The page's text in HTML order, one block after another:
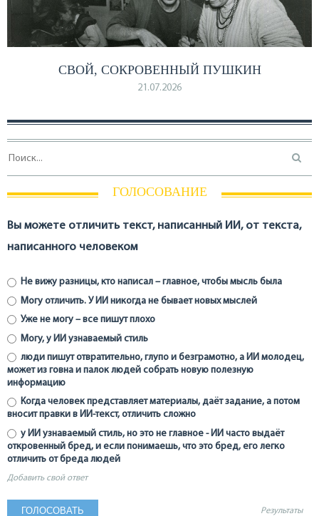
СВОЙ, СОКРОВЕННЫЙ ПУШКИН
21.07.2026
ГОЛОСОВАНИЕ
Вы можете отличить текст, написанный ИИ, от текста,
написанного человеком
Не вижу разницы, кто написал – главное, чтобы мысль была
Могу отличить. У ИИ никогда не бывает новых мыслей
Уже не могу – все пишут плохо
Могу, у ИИ узнаваемый стиль
люди пишут отвратительно, глупо и безграмотно, а ИИ молодец,
может из говна и палок людей собрать новую полезную
информацию
Когда человек представляет материалы, даёт задание, а потом
вносит правки в ИИ-текст, отличить сложно
у ИИ узнаваемый стиль, но это не главное - ИИ часто выдаёт
откровенный бред, и если понимаешь, что это бред, его легко
отличить от бреда людей
Добавить свой ответ
Результаты